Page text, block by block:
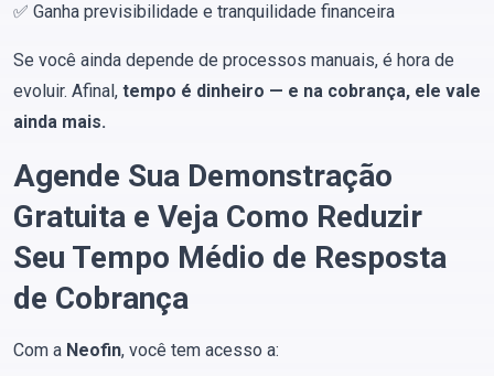
✅ Ganha previsibilidade e tranquilidade financeira
Se você ainda depende de processos manuais, é hora de
evoluir. Afinal, tempo é dinheiro — e na cobrança, ele vale
ainda mais.
Agende Sua Demonstração
Gratuita e Veja Como Reduzir
Seu Tempo Médio de Resposta
de Cobrança
Com a Neofin, você tem acesso a: